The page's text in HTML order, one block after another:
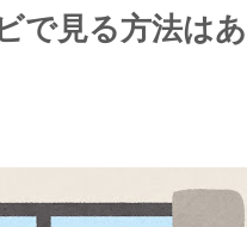
で見る方法は